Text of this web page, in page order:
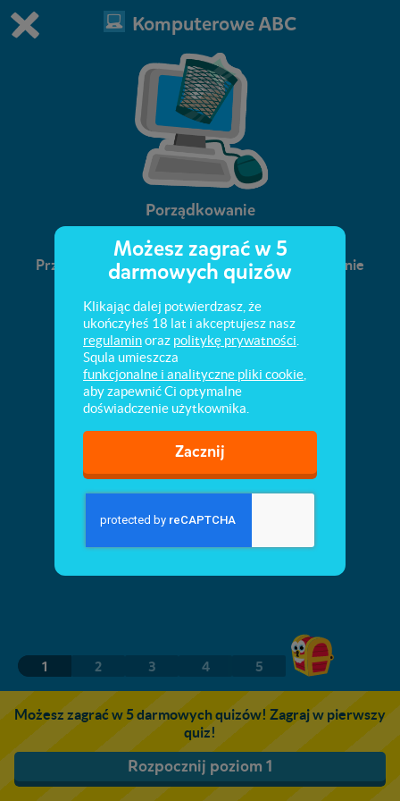
Grasz w wersję demonstracyjną Squli
Kup teraz!
0 1
Komputerowe ABC
Porządkowanie
Przygotowanie do programowania - porządkowanie
różnych elementów.
1 2 3 4 5
Możesz zagrać w 5 darmowych quizów! Zagraj w pierwszy
quiz!
Rozpocznij poziom 1
Możesz zagrać w 5
darmowych quizów
Klikając dalej potwierdzasz, że
ukończyłeś 18 lat i akceptujesz nasz
regulaminoraz politykę prywatności
Squla umieszcza
funkcjonalne i analityczne pliki cookie
aby zapewnić Ci optymalne
doświadczenie użytkownika.
Zacznij